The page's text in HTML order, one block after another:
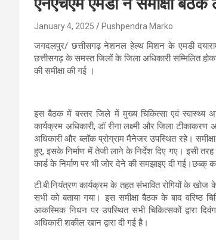
January 4, 2025 Pushpendra Marko
जगदलपुर/ छत्तीसगढ़ नेशनल हेल्थ मिशन के एमडी दयाराम
छत्तीसगढ़ के समस्त जिलों के जिला अधिकारी सम्मिलित
की समीक्षा की गई ।
इस बैठक में बस्तर जिले में मुख्य चिकित्सा एवं स्वास्थ्य
कार्यक्रम अधिकारी, डॉ रीना लक्ष्मी और जिला
अधिकारी और ब्लॉक प्रोग्राम मैनेजर उपस्थित रहे।
हुए, इसके निर्माण में तेजी लाने के निर्देश दिए गए। इसी
कार्ड के निर्माण पर भी जोर देने की समझाइए दी गई।छब्क्
टी.बी.नियंत्रण कार्यक्रम के तहत संभावित रोगियों के
सभी को बताया गया। इस समीक्षा बैठक के बाद वरिष्ठ
आकस्मिक निधन पर उपस्थित सभी चिकित्सकों द्वारा
अधिकारी शकील खान द्वारा दी गई है।